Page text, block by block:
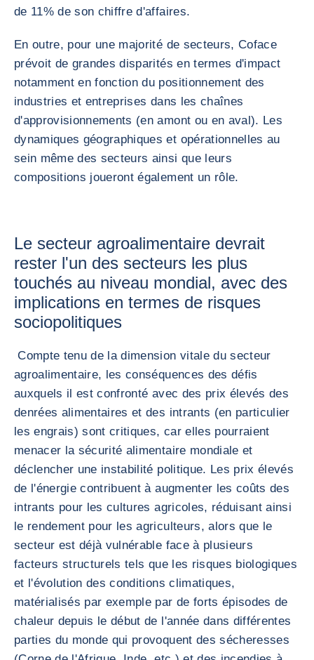
de 11% de son chiffre d'affaires.
En outre, pour une majorité de secteurs, Coface
prévoit de grandes disparités en termes d'impact
notamment en fonction du positionnement des
industries et entreprises dans les chaînes
d'approvisionnements (en amont ou en aval). Les
dynamiques géographiques et opérationnelles au
sein même des secteurs ainsi que leurs
compositions joueront également un rôle.
Le secteur agroalimentaire devrait
rester l'un des secteurs les plus
touchés au niveau mondial, avec des
implications en termes de risques
sociopolitiques
Compte tenu de la dimension vitale du secteur
agroalimentaire, les conséquences des défis
auxquels il est confronté avec des prix élevés des
denrées alimentaires et des intrants (en particulier
les engrais) sont critiques, car elles pourraient
menacer la sécurité alimentaire mondiale et
déclencher une instabilité politique. Les prix élevés
de l'énergie contribuent à augmenter les coûts des
intrants pour les cultures agricoles, réduisant ainsi
le rendement pour les agriculteurs, alors que le
secteur est déjà vulnérable face à plusieurs
facteurs structurels tels que les risques biologiques
et l'évolution des conditions climatiques,
matérialisés par exemple par de forts épisodes de
chaleur depuis le début de l'année dans différentes
parties du monde qui provoquent des sécheresses